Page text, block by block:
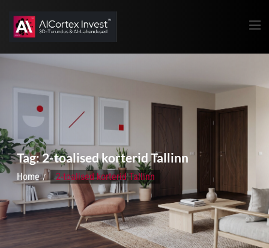
Tag:2-toalised korterid Tallinn
Home 2-toalised korterid Tallinn